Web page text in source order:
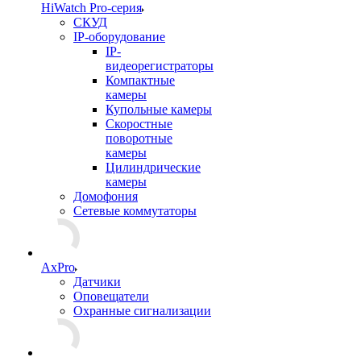
HiWatch Pro-серия
CКУД
IP-оборудование
IP-
видеорегистраторы
Компактные
камеры
Купольные камеры
Скоростные
поворотные
камеры
Цилиндрические
камеры
Домофония
Сетевые коммутаторы
AxPro
Датчики
Оповещатели
Охранные сигнализации